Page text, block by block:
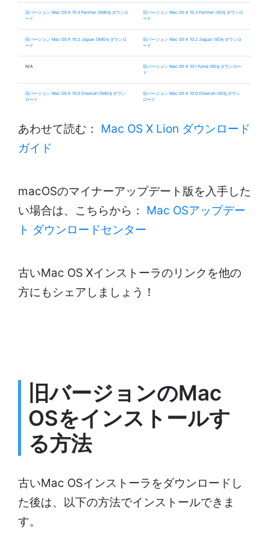
旧バージョン Mac OS X 10.3 Panther DMGをダウンロ
ード
旧バージョン Mac OS X 10.3 Panther ISOをダウンロ
ード
旧バージョン Mac OS X 10.2 Jaguar DMGをダウンロ
ード
旧バージョン Mac OS X 10.2 Jaguar ISOをダウンロ
ード
N/A
旧バージョン Mac OS X 10.1 Puma ISOをダウンロー
ド
旧バージョン Mac OS X 10.0 Cheetah DMGをダウン
ロード
旧バージョン Mac OS X 10.0 Cheetah ISOをダウン
ロード
あわせて読む： Mac OS X Lion ダウンロード
ガイド
macOSのマイナーアップデート版を入手した
い場合は、こちらから： Mac OSアップデー
ト ダウンロードセンター
古いMac OS Xインストーラのリンクを他の
方にもシェアしましょう！
旧バージョンのMac
OSをインストールす
る方法
古いMac OSインストーラをダウンロードし
た後は、以下の方法でインストールできま
す。